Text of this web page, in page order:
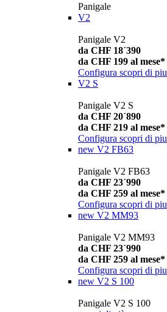
Panigale
V2
Panigale V2
da CHF 18´390
da CHF 199 al mese*
Configura scopri di piu
V2 S
Panigale V2 S
da CHF 20´890
da CHF 219 al mese*
Configura scopri di piu
new V2 FB63
Panigale V2 FB63
da CHF 23´990
da CHF 259 al mese*
Configura scopri di piu
new V2 MM93
Panigale V2 MM93
da CHF 23´990
da CHF 259 al mese*
Configura scopri di piu
new V2 S 100
Panigale V2 S 100